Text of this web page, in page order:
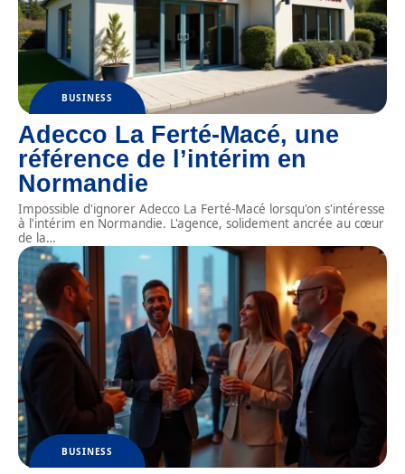
BUSINESS
Adecco La Ferté-Macé, une
référence de l’intérim en
Normandie
Impossible d'ignorer Adecco La Ferté-Macé lorsqu'on s'intéresse
à l'intérim en Normandie. L'agence, solidement ancrée au cœur
de la…
BUSINESS